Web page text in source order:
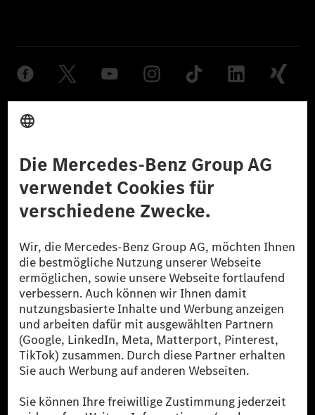
© 2026 Mercedes-Benz Group AG. Alle Rechte vorbehalten.
reduzierte CO₂-Emissionen bei der Mercedes-Benz Group durch
zertifizierte Ausgleichsprojekte kompensiert werden.
[2] Renewable Charging ist ein integraler Bestandteil von MB.CHARGE
Public in Europa, den USA, Kanada und China. Sofern an der jeweiligen
Ladestation noch kein Strom aus erneuerbaren Energien vorliegt,
verwendet Renewable Charging Grünstromzertifikate*. Diese stellen
sicher, dass für Ladevorgänge über MB.CHARGE Public eine äquivalente
Strommenge aus erneuerbaren Energien ins Stromnetz eingespeist wird.
Sie stammen ausschließlich aus Wind- und Solarkraftanlagen, die jünger
als sechs Jahre sind.
* Inkl. EKOenergy Ökolabel
* Die angegebenen Werte wurden nach dem vorgeschriebenen
Messverfahren WLTP (Worldwide harmonised Light vehicles Test